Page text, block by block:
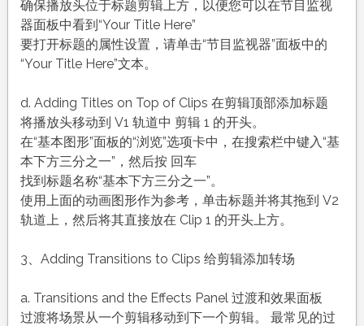
确保播放头位于标题剪辑上方，以便您可以在节目监视
器面板中看到“Your Title Here”
要打开标题的属性设置，请单击“节目监视器”面板中的
“Your Title Here”文本。
d. Adding Titles on Top of Clips 在剪辑顶部添加标题
将播放头移动到 V1 轨道中 剪辑 1 的开头。
在“基本图形”面板的“浏览”选项卡中，在搜索栏中键入“基
本下方三分之一”，然后按 回车
找到标题名称“基本下方三分之一”。
使用上面的动画图形作为参考，单击标题并将其拖到 V2
轨道上，然后将其直接放在 Clip 1 的开头上方。
3、Adding Transitions to Clips 给剪辑添加转场
a. Transitions and the Effects Panel 过渡和效果面板
过渡将场景从一个剪辑移动到下一个剪辑。 最常见的过